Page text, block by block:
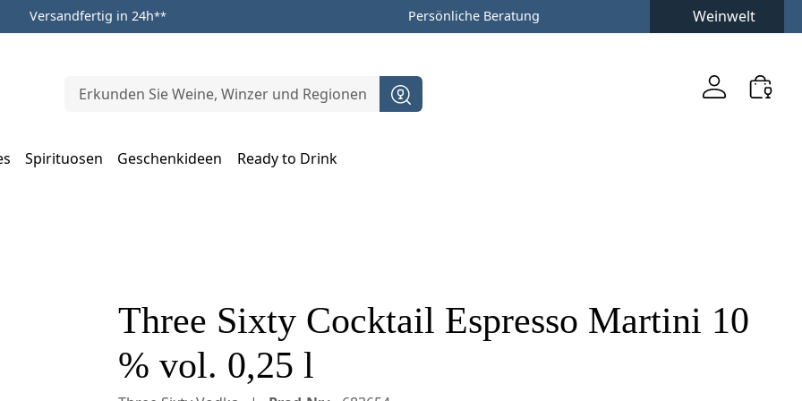
Versandfertig in 24h** Persönliche Beratung Weinwelt
Spirituosen Geschenkideen
Ready to Drink
Three Sixty Cocktail Espresso Martini 10
% vol. 0,25 l